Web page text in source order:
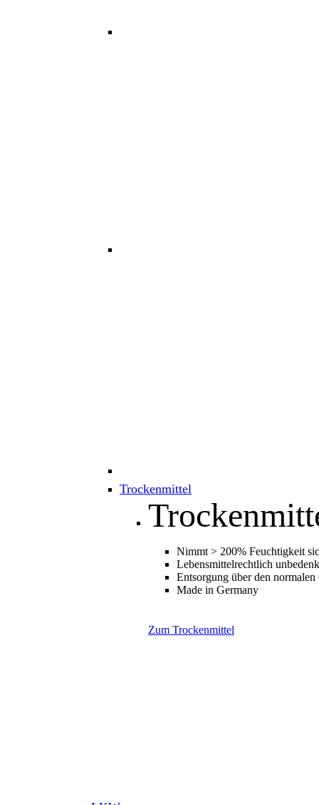
Trockenmittel
Nimmt > 200% Feuchtigkeit
Lebensmittelrechtlich
Entsorgung über den
Made in Germany
Zum Trockenmittel